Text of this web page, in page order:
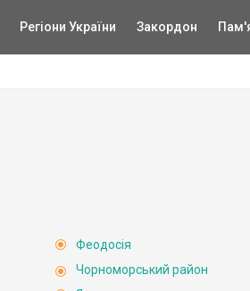
Регіони України Закордон
Феодосія
Чорноморський район